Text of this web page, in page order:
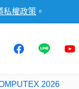
私權政策 。
2026